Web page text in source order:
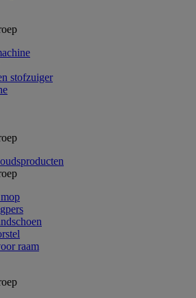
stofzuiger
raam